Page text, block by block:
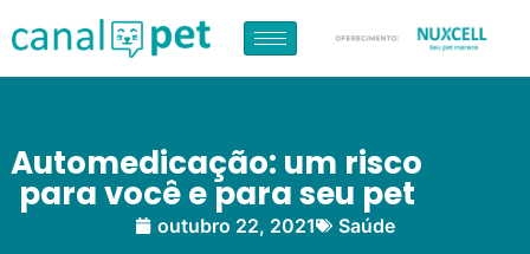
Automedicação: um risco
para você e para seu pet
outubro 22, 2021 Saúde